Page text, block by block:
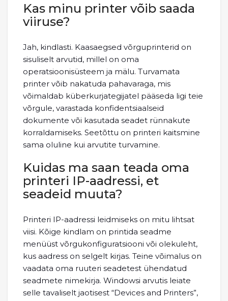
Kas minu printer võib saada
viiruse?
Jah, kindlasti. Kaasaegsed võrguprinterid on
sisuliselt arvutid, millel on oma
operatsioonisüsteem ja mälu. Turvamata
printer võib nakatuda pahavaraga, mis
võimaldab küberkurjategijatel pääseda ligi teie
võrgule, varastada konfidentsiaalseid
dokumente või kasutada seadet rünnakute
korraldamiseks. Seetõttu on printeri kaitsmine
sama oluline kui arvutite turvamine.
Kuidas ma saan teada oma
printeri IP-aadressi, et
seadeid muuta?
Printeri IP-aadressi leidmiseks on mitu lihtsat
viisi. Kõige kindlam on printida seadme
menüüst võrgukonfiguratsiooni või olekuleht,
kus aadress on selgelt kirjas. Teine võimalus on
vaadata oma ruuteri seadetest ühendatud
seadmete nimekirja. Windowsi arvutis leiate
selle tavaliselt jaotisest “Devices and Printers”,